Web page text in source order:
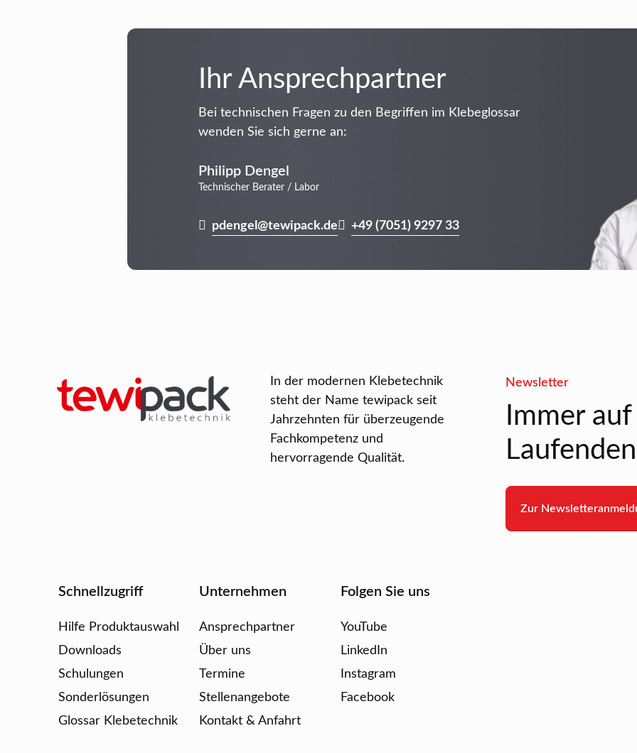
Ihr Ansprechpartner
Bei technischen Fragen zu den Begriffen im Klebeglossar
wenden Sie sich gerne an:
Philipp Dengel
Technischer Berater / Labor
pdengel@tewipack.de +49 (7051) 9297 33
In der modernen Klebetechnik
steht der Name tewipack seit
Jahrzehnten für überzeugende
Fachkompetenz und
hervorragende Qualität.
Newsletter
Immer
Zur
Schnellzugriff
Hilfe Produktauswahl
Downloads
Schulungen
Sonderlösungen
Glossar Klebetechnik
Unternehmen
Ansprechpartner
Über uns
Termine
Stellenangebote
Kontakt & Anfahrt
Folgen Sie uns
YouTube
LinkedIn
Instagram
Facebook